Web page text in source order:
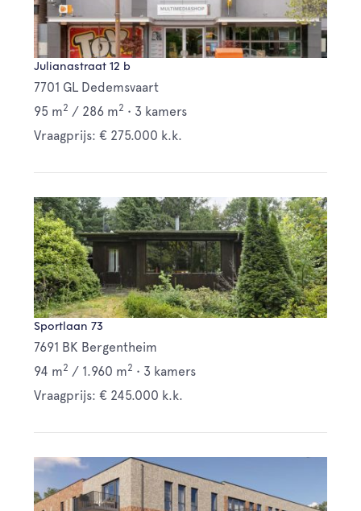
Julianastraat 12 b
7701 GL Dedemsvaart
95 m2 / 286 m2 • 3 kamers
Vraagprijs: € 275.000 k.k.
Sportlaan 73
7691 BK Bergentheim
94 m2 / 1.960 m2 • 3 kamers
Vraagprijs: € 245.000 k.k.